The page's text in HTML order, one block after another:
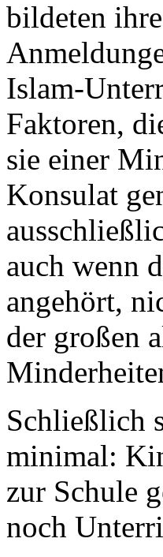
bildeten
Islam-
Faktoren,
sie einer
Konsulat
auch wenn
angehört,
der großen
Schließlich
minimal:
zur Schule
noch